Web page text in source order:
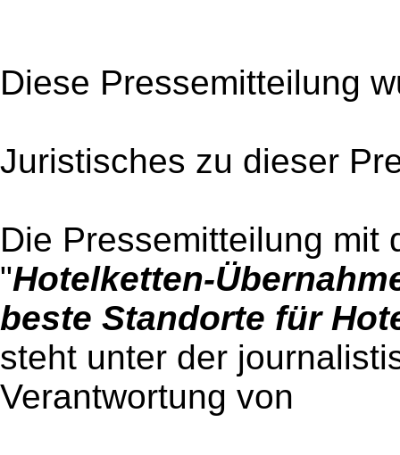
Diese Pressemitteilung
Juristisches zu dieser
Die Pressemitteilung mit
"Hotelketten-
beste Standorte für
steht unter der
Verantwortung von